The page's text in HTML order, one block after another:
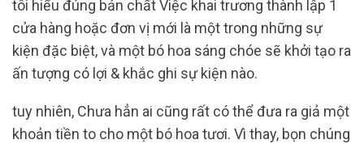
tôi hiểu đúng bản chất Việc khai trương thành lập 1
cửa hàng hoặc đơn vị mới là một trong những sự
kiện đặc biệt, và một bó hoa sáng chóe sẽ khởi tạo ra
ấn tượng có lợi & khắc ghi sự kiện nào.
tuy nhiên, Chưa hẳn ai cũng rất có thể đưa ra giả một
khoản tiền to cho một bó hoa tươi. Vì thay, bọn chúng